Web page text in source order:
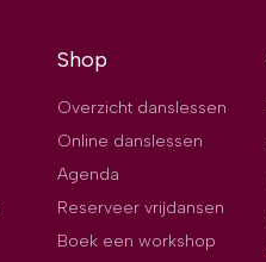
Shop
Overzicht danslessen
Online danslessen
Agenda
Reserveer vrijdansen
Boek een workshop